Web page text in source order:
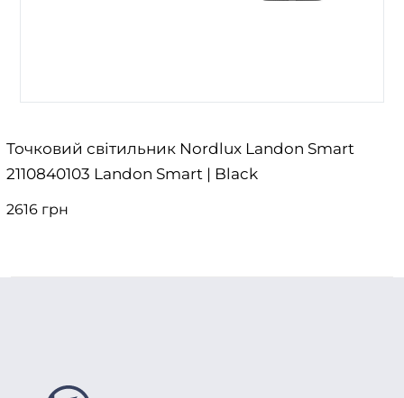
Точковий світильник Nordlux Landon Smart
2110840103 Landon Smart | Black
2616 грн